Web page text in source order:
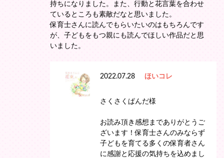
持ちになりました。また、行動と花言葉を合わせ
ているところも素敵だなと思いました。
保育士さんに読んでもらいたいのはもちろんです
が、子どもをもつ親にも読んでほしい作品だと思
いました。
2022.07.28 ほいコレ
さくさくぱんだ様
お読み頂き感想までありがとうご
ざいます！保育士さんのみならず
子どもを育てる多くの保育者さん
に感謝と応援の気持ちを込めまし